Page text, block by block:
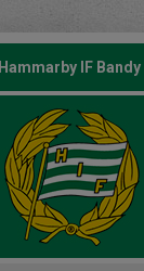
Hammarby IF Bandy